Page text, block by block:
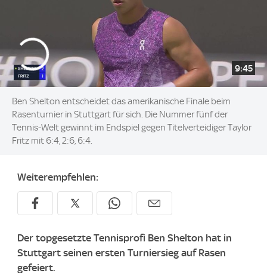
9:45
Ben Shelton entscheidet das amerikanische Finale beim
Rasenturnier in Stuttgart für sich. Die Nummer fünf der
Tennis-Welt gewinnt im Endspiel gegen Titelverteidiger Taylor
Fritz mit 6:4, 2:6, 6:4.
Weiterempfehlen:
Der topgesetzte Tennisprofi Ben Shelton hat in
Stuttgart seinen ersten Turniersieg auf Rasen
gefeiert.